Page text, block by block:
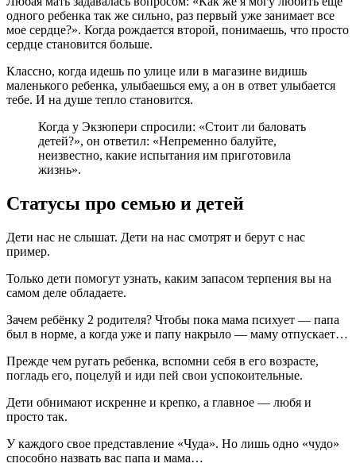
одного ребенка так же сильно, раз первый уже занимает все
мое сердце?». Когда рождается второй, понимаешь, что просто
сердце становится больше.
Классно, когда идешь по улице или в магазине видишь
маленького ребенка, улыбаешься ему, а он в ответ улыбается
тебе. И на душе тепло становится.
Когда у Экзюпери спросили: «Стоит ли баловать
детей?», он ответил: «Непременно балуйте,
неизвестно, какие испытания им приготовила
жизнь».
Статусы про семью и детей
Дети нас не слышат. Дети на нас смотрят и берут с нас
пример.
Только дети помогут узнать, каким запасом терпения вы на
самом деле обладаете.
Зачем ребёнку 2 родителя? Чтобы пока мама психует — папа
был в норме, а когда уже и папу накрыло — маму отпускает…
Прежде чем ругать ребенка, вспомни себя в его возрасте,
погладь его, поцелуй и иди пей свои успокоительные.
Дети обнимают искренне и крепко, а главное — любя и
просто так.
У каждого свое представление «Чуда». Но лишь одно «чудо»
способно назвать вас папа и мама…